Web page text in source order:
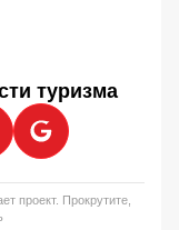
туризма
проект. Прокрутите,